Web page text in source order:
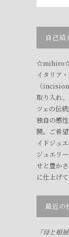
自己紹
イタリア
（
取り入れ
ツェの伝
独自の感
開。ご希
イドジュ
ジュエリ
せと豊か
に仕上げて
最近の
『母と娘